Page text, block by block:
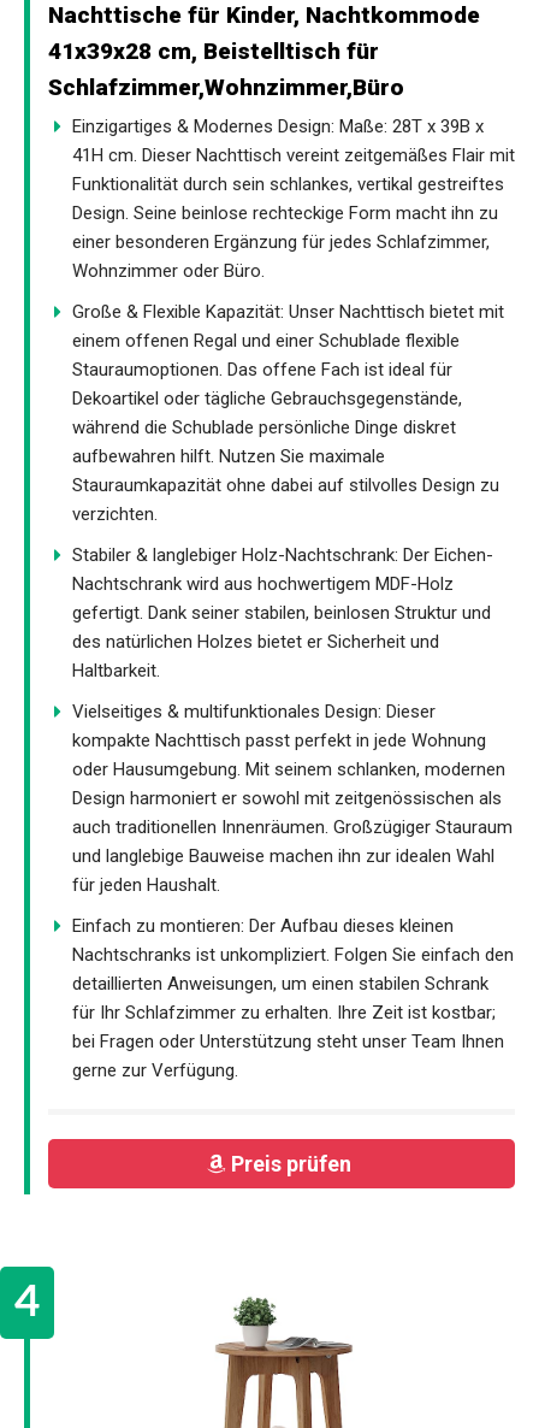
Nachttische für Kinder, Nachtkommode
41x39x28 cm, Beistelltisch für
Schlafzimmer,Wohnzimmer,Büro
Einzigartiges & Modernes Design: Maße: 28T x 39B x
41H cm. Dieser Nachttisch vereint zeitgemäßes Flair mit
Funktionalität durch sein schlankes, vertikal gestreiftes
Design. Seine beinlose rechteckige Form macht ihn zu
einer besonderen Ergänzung für jedes Schlafzimmer,
Wohnzimmer oder Büro.
Große & Flexible Kapazität: Unser Nachttisch bietet mit
einem offenen Regal und einer Schublade flexible
Stauraumoptionen. Das offene Fach ist ideal für
Dekoartikel oder tägliche Gebrauchsgegenstände,
während die Schublade persönliche Dinge diskret
aufbewahren hilft. Nutzen Sie maximale
Stauraumkapazität ohne dabei auf stilvolles Design zu
verzichten.
Stabiler & langlebiger Holz-Nachtschrank: Der Eichen-
Nachtschrank wird aus hochwertigem MDF-Holz
gefertigt. Dank seiner stabilen, beinlosen Struktur und
des natürlichen Holzes bietet er Sicherheit und
Haltbarkeit.
Vielseitiges & multifunktionales Design: Dieser
kompakte Nachttisch passt perfekt in jede Wohnung
oder Hausumgebung. Mit seinem schlanken, modernen
Design harmoniert er sowohl mit zeitgenössischen als
auch traditionellen Innenräumen. Großzügiger Stauraum
und langlebige Bauweise machen ihn zur idealen Wahl
für jeden Haushalt.
Einfach zu montieren: Der Aufbau dieses kleinen
Nachtschranks ist unkompliziert. Folgen Sie einfach den
detaillierten Anweisungen, um einen stabilen Schrank
für Ihr Schlafzimmer zu erhalten. Ihre Zeit ist kostbar;
bei Fragen oder Unterstützung steht unser Team Ihnen
gerne zur Verfügung.
Preis prüfen